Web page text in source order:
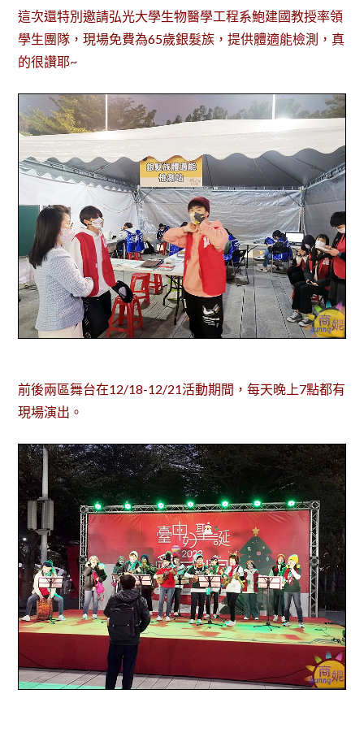
這次還特別邀請弘光大學生物醫學工程系鮑建國教授率領
學生團隊，現場免費為65歲銀髮族，提供體適能檢測，真
的很讚耶~
前後兩區舞台在12/18-12/21活動期間，每天晚上7點都有
現場演出。